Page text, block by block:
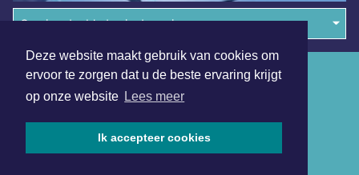
Deze website maakt gebruik van cookies om
ervoor te zorgen dat u de beste ervaring krijgt
op onze website Lees meer
Ik accepteer cookies
Overige dagbladen in de regio
Algemene voorwaarden
Disclaimer